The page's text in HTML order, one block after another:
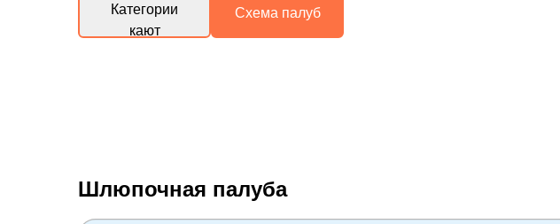
Категории
кают
Схема палуб
Шлюпочная палуба